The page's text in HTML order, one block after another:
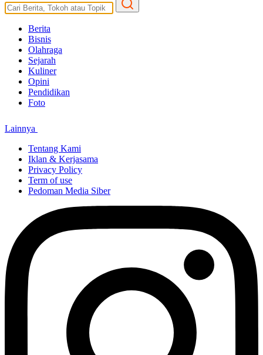
Berita
Bisnis
Olahraga
Sejarah
Kuliner
Opini
Pendidikan
Foto
Lainnya
Tentang Kami
Iklan & Kerjasama
Privacy Policy
Term of use
Pedoman Media Siber